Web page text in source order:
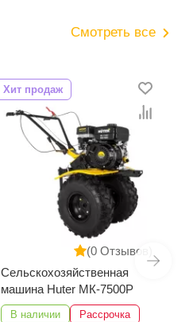
Смотреть все
(0 Отзывов)
Хит продаж
Генератор бензиновый
INGCO GE35006ES
3500VA
В наличии Рассрочка